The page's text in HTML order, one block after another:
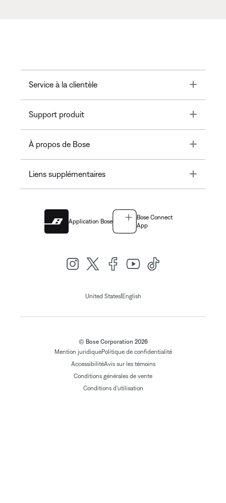
Service à la clientèle Toggle
Support produit Toggle
À propos de Bose Toggle
Liens supplémentaires Toggle
Application Bose
Bose Connect
App
United States| English
© Bose Corporation 2026
Mention juridiquePolitique de confidentialité
AccessibilitéAvis sur les témoins
Conditions générales de vente
Conditions d'utilisation